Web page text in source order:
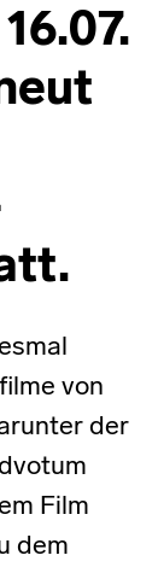
von
der
Film
dem